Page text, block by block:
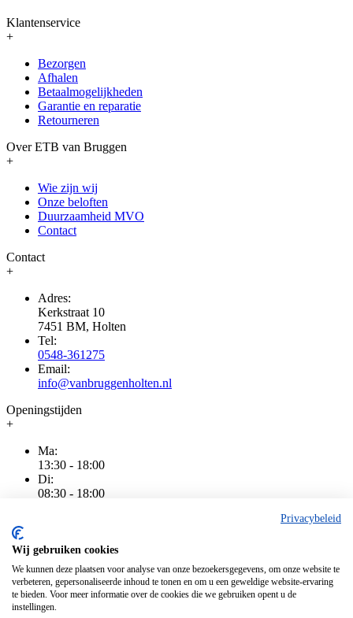
Privacybeleid
Wij gebruiken cookies
We kunnen deze plaatsen voor analyse van onze bezoekersgegevens, om onze website te
verbeteren, gepersonaliseerde inhoud te tonen en om u een geweldige website-ervaring
te bieden. Voor meer informatie over de cookies die we gebruiken opent u de
instellingen.
Klantenservice
+
Bezorgen
Afhalen
Betaalmogelijkheden
Garantie en reparatie
Retourneren
Over ETB van Bruggen
+
Wie zijn wij
Onze beloften
Duurzaamheid MVO
Contact
Contact
+
Adres:
Kerkstraat 10
7451 BM, Holten
Tel:
0548-361275
Email:
info@vanbruggenholten.nl
Openingstijden
+
Ma:
13:30 - 18:00
Di:
08:30 - 18:00
08:30 - 20:00
08:30 - 18:00
Za:
08:30 - 16:00